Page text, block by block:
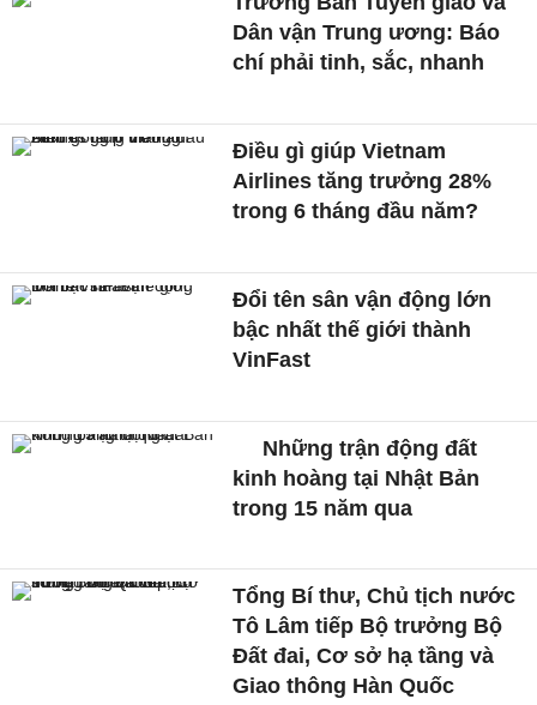
Dân vận Trung ương: Báo
chí phải tinh, sắc, nhanh
Điều gì giúp Vietnam
Airlines tăng trưởng 28%
trong 6 tháng đầu năm?
Đổi tên sân vận động lớn
bậc nhất thế giới thành
VinFast
Những trận động đất
kinh hoàng tại Nhật Bản
trong 15 năm qua
Tổng Bí thư, Chủ tịch nước
Tô Lâm tiếp Bộ trưởng Bộ
Đất đai, Cơ sở hạ tầng và
Giao thông Hàn Quốc